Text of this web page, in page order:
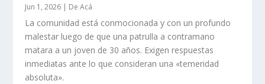
Jun 1, 2026 | De Acá
La comunidad está conmocionada y con un profundo
malestar luego de que una patrulla a contramano
matara a un joven de 30 años. Exigen respuestas
inmediatas ante lo que consideran una «temeridad
absoluta».